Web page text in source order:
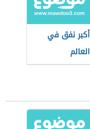
أكبر نفق في
العالم